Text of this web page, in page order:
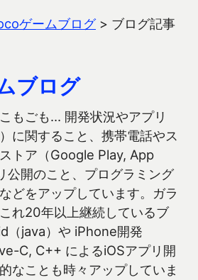
ゲームブログ> ブログ記事
ブログ
もごも… 開発状況やアプリ
に関すること、携帯電話やス
トア（Google Play, App
公開のこと、プログラミング
どをアップしています。ガラ
れ20年以上継続しているブ
（java）や iPhone開発
C, C++ によるiOSアプリ開
なことも時々アップしていま